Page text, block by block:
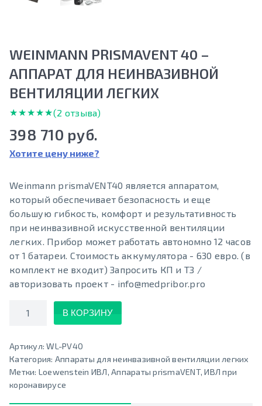
WEINMANN PRISMAVENT 40 –
АППАРАТ ДЛЯ НЕИНВАЗИВНОЙ
ВЕНТИЛЯЦИИ ЛЕГКИХ
★★★★★
★★★★★(2 отзыва)
398 710 руб.
Хотите цену ниже?
Weinmann prismaVENT40 является аппаратом,
который обеспечивает безопасность и еще
большую гибкость, комфорт и результативность
при неинвазивной искусственной вентиляции
легких. Прибор может работать автономно 12 часов
от 1 батареи. Стоимость аккумулятора - 630 евро. (в
комплект не входит) Запросить КП и ТЗ /
авторизовать проект - info@medpribor.pro
Количество
В КОРЗИНУ
Артикул:WL-PV40
Категория: Аппараты для неинвазивной вентиляции легких
Метки: Loewenstein ИВЛ, Аппараты prismaVENT,ИВЛ при
коронавирусе